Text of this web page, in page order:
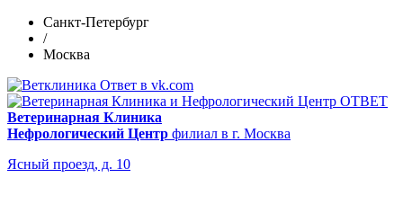
Санкт-Петербург
/
Москва
Ветеринарная Клиника
Нефрологический Центр филиал в г. Москва
Ясный проезд, д. 10